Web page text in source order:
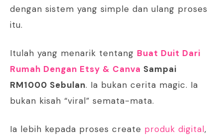
dengan sistem yang simple dan ulang proses
itu.
Itulah yang menarik tentang Buat Duit Dari
Rumah Dengan Etsy & Canva Sampai
RM1000 Sebulan. Ia bukan cerita magic. Ia
bukan kisah “viral” semata-mata.
Ia lebih kepada proses create produk digital,